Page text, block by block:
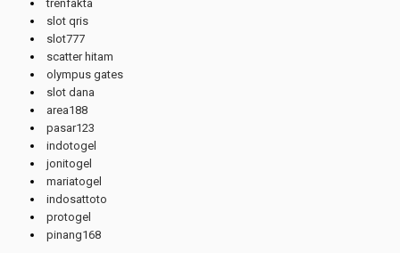
trenfakta
slot qris
slot777
scatter hitam
olympus gates
slot dana
area188
pasar123
indotogel
jonitogel
mariatogel
indosattoto
protogel
pinang168